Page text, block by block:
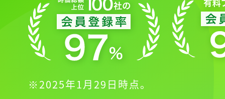
※2025年1月29日時点。